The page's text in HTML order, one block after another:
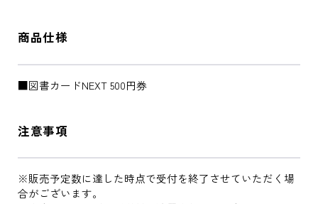
商品仕様
■図書カードNEXT 500円券
注意事項
※販売予定数に達した時点で受付を終了させていただく場
合がございます。